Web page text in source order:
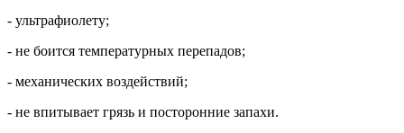
- ультрафиолету;
- не боится температурных перепадов;
- механических воздействий;
- не впитывает грязь и посторонние запахи.